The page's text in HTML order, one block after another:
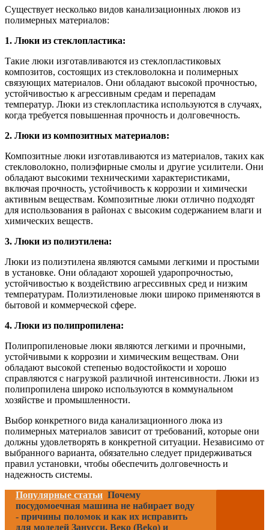
Существует несколько видов канализационных люков из
полимерных материалов:
1. Люки из стеклопластика:
Такие люки изготавливаются из стеклопластиковых
композитов, состоящих из стекловолокна и полимерных
связующих материалов. Они обладают высокой прочностью,
устойчивостью к агрессивным средам и перепадам
температур. Люки из стеклопластика используются в случаях,
когда требуется повышенная прочность и долговечность.
2. Люки из композитных материалов:
Композитные люки изготавливаются из материалов, таких как
стекловолокно, полиэфирные смолы и другие усилители. Они
обладают высокими техническими характеристиками,
включая прочность, устойчивость к коррозии и химически
активным веществам. Композитные люки отлично подходят
для использования в районах с высоким содержанием влаги и
химических веществ.
3. Люки из полиэтилена:
Люки из полиэтилена являются самыми легкими и простыми
в установке. Они обладают хорошей ударопрочностью,
устойчивостью к воздействию агрессивных сред и низким
температурам. Полиэтиленовые люки широко применяются в
бытовой и коммерческой сфере.
4. Люки из полипропилена:
Полипропиленовые люки являются легкими и прочными,
устойчивыми к коррозии и химическим веществам. Они
обладают высокой степенью водостойкости и хорошо
справляются с нагрузкой различной интенсивности. Люки из
полипропилена широко используются в коммунальном
хозяйстве и промышленности.
Выбор конкретного вида канализационного люка из
полимерных материалов зависит от требований, которые они
должны удовлетворять в конкретной ситуации. Независимо от
выбранного варианта, обязательно следует придерживаться
правил установки, чтобы обеспечить долговечность и
надежность системы.
Популярные статьи Почему
посудомоечная машина не набирает воду
- причины поломок и как их исправить
для моделей Занусси, Веко (Beko) и